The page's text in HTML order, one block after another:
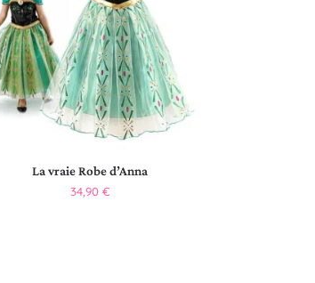
La vraie Robe d’Anna
34,90 €